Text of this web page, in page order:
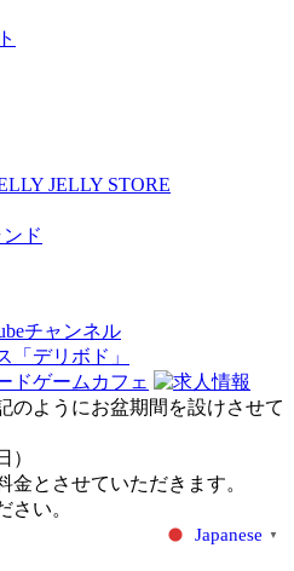
JELLY STORE
ド
のようにお盆期間を設けさせて
）
とさせていただきます。
さい。
Japanese ▼